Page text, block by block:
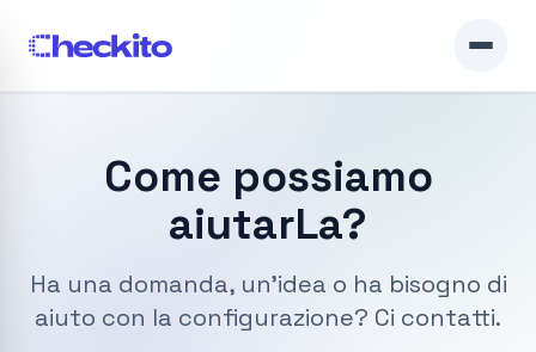
Come possiamo
aiutarLa?
Ha una domanda, un'idea o ha bisogno di
aiuto con la configurazione? Ci contatti.